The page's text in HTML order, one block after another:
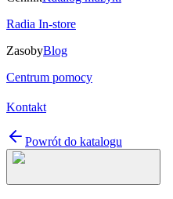
Radia In-store
ZasobyBlog
Centrum pomocy
Kontakt
Powrót do katalogu